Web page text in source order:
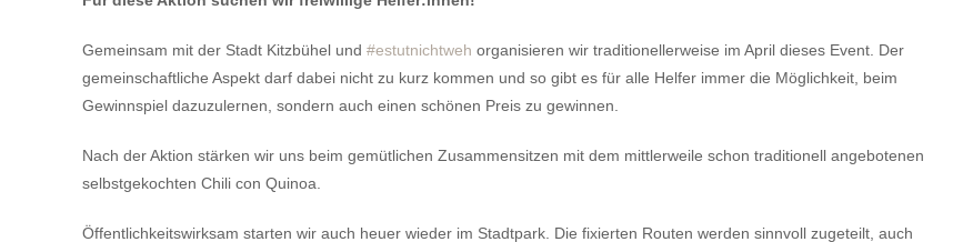
Gemeinsam mit der Stadt Kitzbühel und #estutnichtweh organisieren wir traditionellerweise im April dieses Event. Der
gemeinschaftliche Aspekt darf dabei nicht zu kurz kommen und so gibt es für alle Helfer immer die Möglichkeit, beim
Gewinnspiel dazuzulernen, sondern auch einen schönen Preis zu gewinnen.
Nach der Aktion stärken wir uns beim gemütlichen Zusammensitzen mit dem mittlerweile schon traditionell angebotenen
selbstgekochten Chili con Quinoa.
Öffentlichkeitswirksam starten wir auch heuer wieder im Stadtpark. Die fixierten Routen werden sinnvoll zugeteilt, auch